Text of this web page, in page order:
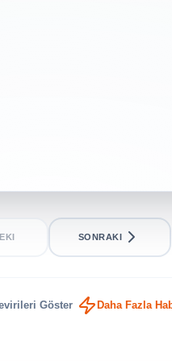
SONRAKI
Göster Daha Fazla